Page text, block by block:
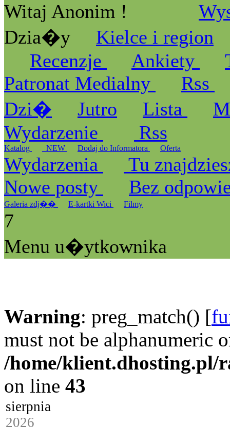
Witaj Anonim !
Dzia�y
Kielce i region
Recenzje
Ankiety
Patronat Medialny
Rss
Dzi�
Jutro Lista
Wydarzenie
Rss
Katalog _NEW Dodaj do Informatora Oferta
Wydarzenia
Tu
Nowe posty
Bez
Galeria zdj�� E-kartki Wici Filmy
7
Menu u�ytkownika
Warning: preg_match() [
must not be alphanumeric
/home/klient.dhosting.pl/
on line 43
sierpnia
2026